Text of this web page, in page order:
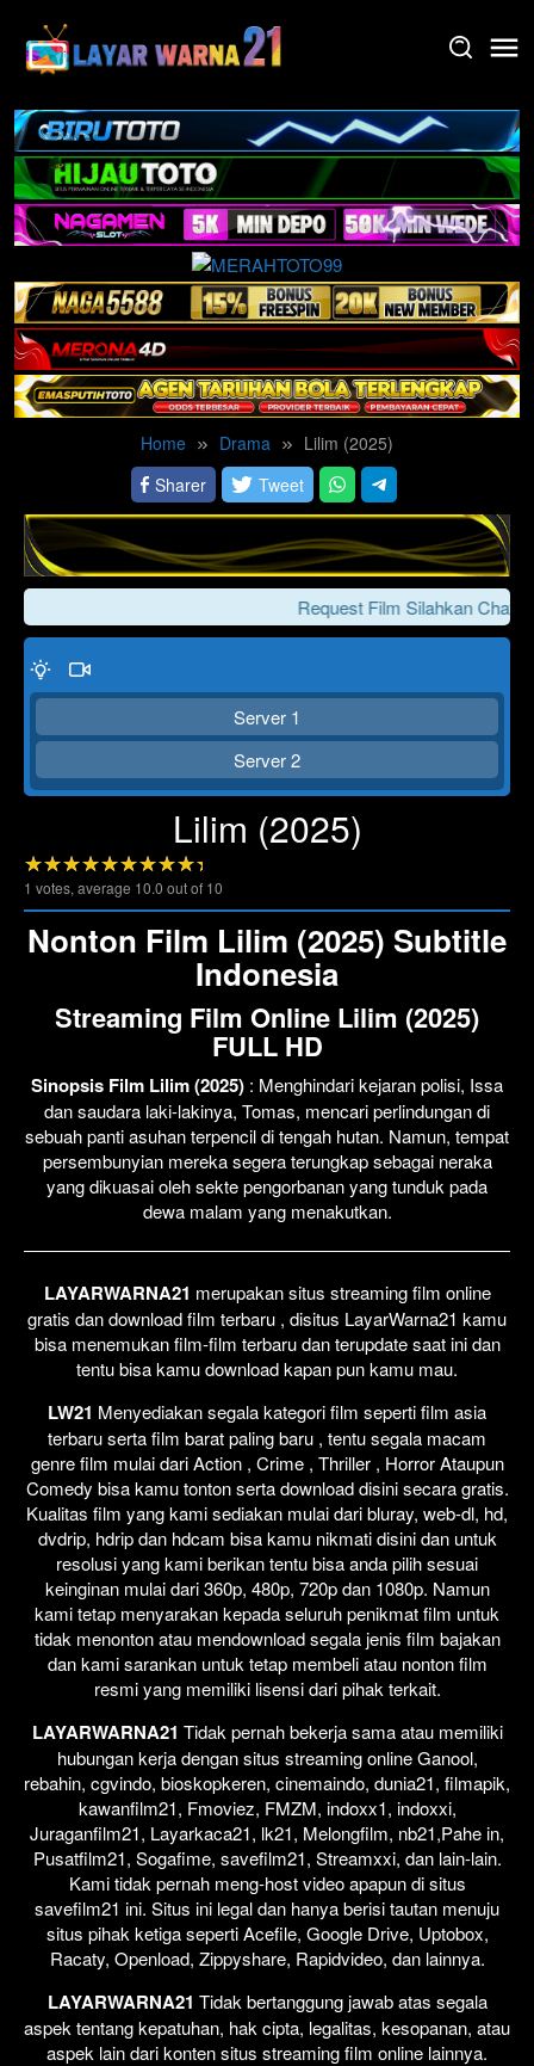
content
Home Drama
Lilim (2025)
Sharer
Tweet
Request Film Silahkan Chat
Server 1
Server 2
Lilim (2025)
1 votes, average 10.0 out of 10
Nonton Film Lilim (2025) Subtitle
Indonesia
Streaming Film Online Lilim (2025)
FULL HD
Sinopsis Film Lilim (2025) : Menghindari kejaran polisi, Issa
dan saudara laki-lakinya, Tomas, mencari perlindungan di
sebuah panti asuhan terpencil di tengah hutan. Namun, tempat
persembunyian mereka segera terungkap sebagai neraka
yang dikuasai oleh sekte pengorbanan yang tunduk pada
dewa malam yang menakutkan.
LAYARWARNA21 merupakan situs streaming film online
gratis dan download film terbaru , disitus LayarWarna21 kamu
bisa menemukan film-film terbaru dan terupdate saat ini dan
tentu bisa kamu download kapan pun kamu mau.
LW21 Menyediakan segala kategori film seperti film asia
terbaru serta film barat paling baru , tentu segala macam
genre film mulai dari Action , Crime , Thriller , Horror Ataupun
Comedy bisa kamu tonton serta download disini secara gratis.
Kualitas film yang kami sediakan mulai dari bluray, web-dl, hd,
dvdrip, hdrip dan hdcam bisa kamu nikmati disini dan untuk
resolusi yang kami berikan tentu bisa anda pilih sesuai
keinginan mulai dari 360p, 480p, 720p dan 1080p. Namun
kami tetap menyarakan kepada seluruh penikmat film untuk
tidak menonton atau mendownload segala jenis film bajakan
dan kami sarankan untuk tetap membeli atau nonton film
resmi yang memiliki lisensi dari pihak terkait.
LAYARWARNA21 Tidak pernah bekerja sama atau memiliki
hubungan kerja dengan situs streaming online Ganool,
rebahin, cgvindo, bioskopkeren, cinemaindo, dunia21, filmapik,
kawanfilm21, Fmoviez, FMZM, indoxx1, indoxxi,
Juraganfilm21, Layarkaca21, lk21, Melongfilm, nb21,Pahe in,
Pusatfilm21, Sogafime, savefilm21, Streamxxi, dan lain-lain.
Kami tidak pernah meng-host video apapun di situs
savefilm21 ini. Situs ini legal dan hanya berisi tautan menuju
situs pihak ketiga seperti Acefile, Google Drive, Uptobox,
Racaty, Openload, Zippyshare, Rapidvideo, dan lainnya.
LAYARWARNA21 Tidak bertanggung jawab atas segala
aspek tentang kepatuhan, hak cipta, legalitas, kesopanan, atau
aspek lain dari konten situs streaming film online lainnya.